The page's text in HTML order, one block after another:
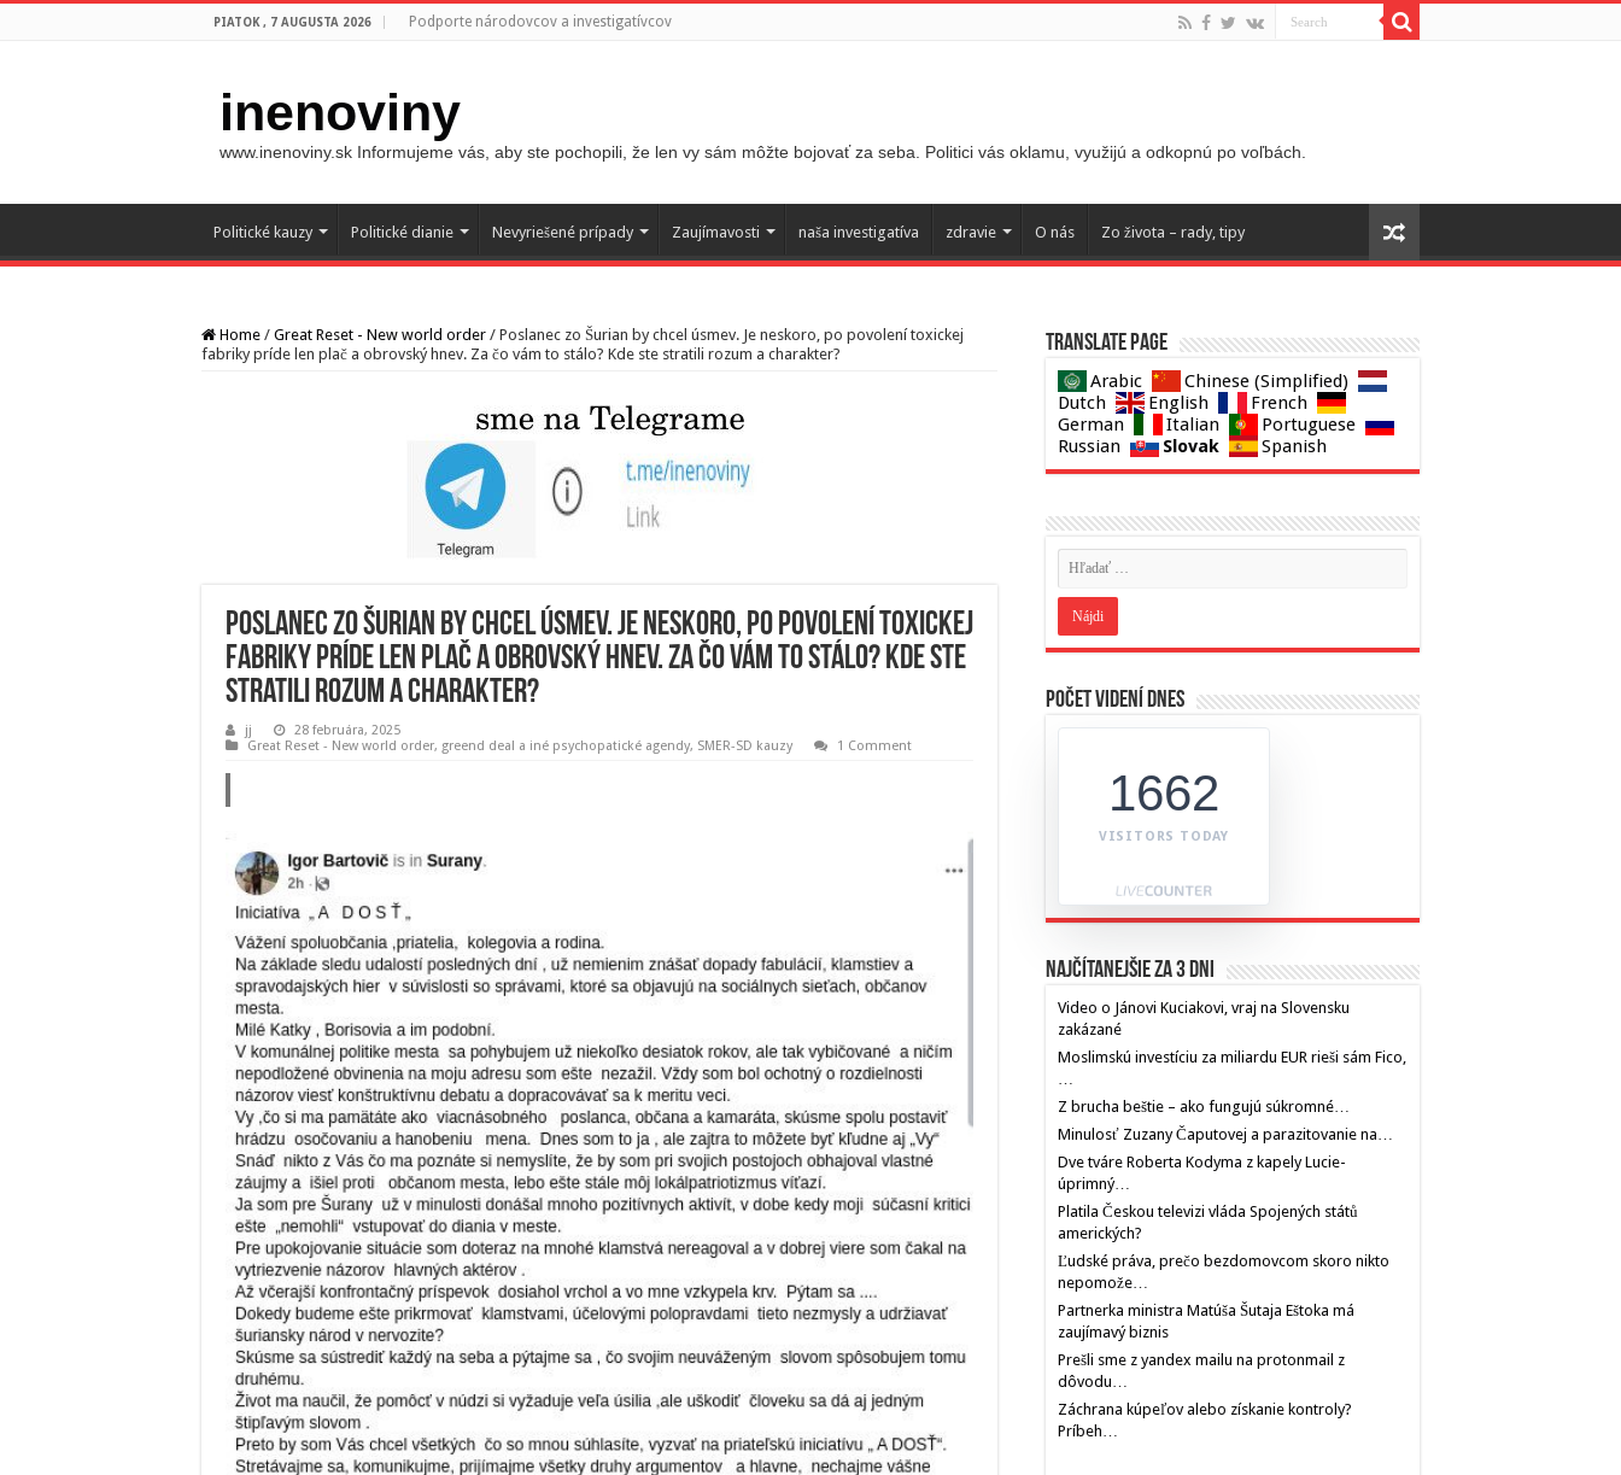
PIATOK , 7 AUGUSTA 2026 Podporte národovcov a investigatívcov
inenoviny
www.inenoviny.sk Informujeme vás, aby ste pochopili, že len vy sám môžte bojovať za seba. Politici vás oklamu, využijú a odkopnú po voľbách.
Politické kauzy Politické dianie Nevyriešené prípady Zaujímavosti naša investigatíva zdravie O nás Zo života – rady, tipy
Home / Great Reset - New world order / Poslanec zo Šurian by chcel úsmev. Je neskoro, po povolení toxickej
fabriky príde len plač a obrovský hnev. Za čo vám to stálo? Kde ste stratili rozum a charakter?
Poslanec zo Šurian by chcel úsmev. Je neskoro, po povolení toxickej
fabriky príde len plač a obrovský hnev. Za čo vám to stálo? Kde ste
stratili rozum a charakter?
jj
28 februára, 2025
Great Reset - New world order, greend deal a iné psychopatické agendy, SMER-SD kauzy 1 Comment
Translate page
Arabic
Chinese (Simplified)
Dutch
English
French
German
Italian
Portuguese
Russian
Slovak Spanish
Počet videní dnes
1662
VISITORS TODAY
Najčítanejšie za 3 dni
Video o Jánovi Kuciakovi, vraj na Slovensku
zakázané
Moslimskú investíciu za miliardu EUR rieši sám Fico,
…
Z brucha beštie – ako fungujú súkromné…
Minulosť Zuzany Čaputovej a parazitovanie na…
Dve tváre Roberta Kodyma z kapely Lucie-
úprimný…
Platila Českou televizi vláda Spojených států
amerických?
Ľudské práva, prečo bezdomovcom skoro nikto
nepomože…
Partnerka ministra Matúša Šutaja Eštoka má
zaujímavý biznis
Prešli sme z yandex mailu na protonmail z
dôvodu…
Záchrana kúpeľov alebo získanie kontroly?
Príbeh…